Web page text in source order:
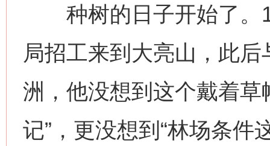
种树的日子开始了。
局招工来到大亮山，此
洲，他没想到这个戴着草
记”，更没想到“林场条件